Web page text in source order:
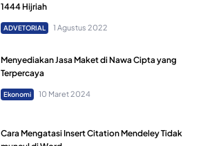
1444 Hijriah
ADVETORIAL 1 Agustus 2022
Menyediakan Jasa Maket di Nawa Cipta yang
Terpercaya
Ekonomi 10 Maret 2024
Cara Mengatasi Insert Citation Mendeley Tidak